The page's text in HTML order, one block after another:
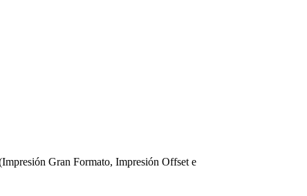
Gran Formato, Impresión Offset e